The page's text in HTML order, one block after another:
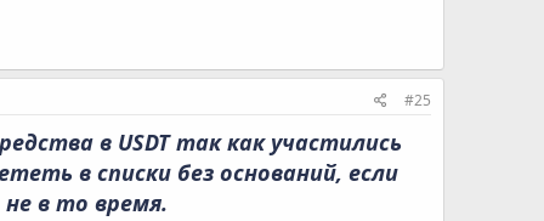
#25
в USDT так как участились
в списки без оснований, если
в то время.